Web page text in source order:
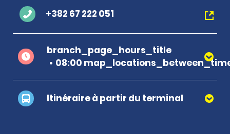
+382 67 222 051
branch_page_hours_title
08:00
Itinéraire à partir du terminal